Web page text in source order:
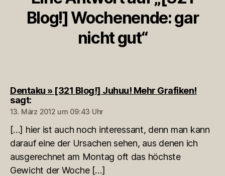
Blog!] Wochenende: gar
nicht gut“
Dentaku » [321 Blog!] Juhuu! Mehr Grafiken!
sagt:
13. März 2012 um 09:43 Uhr
[…] hier ist auch noch interessant, denn man kann
darauf eine der Ursachen sehen, aus denen ich
ausgerechnet am Montag oft das höchste
Gewicht der Woche […]